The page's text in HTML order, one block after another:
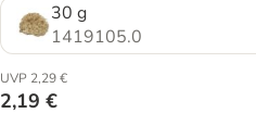
30 g
1419105.0
UVP 2,29 €
2,19 €